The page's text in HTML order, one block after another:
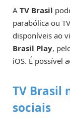
A TV Brasil
parabólica ou
disponíveis ao
Brasil Play,
iOS. É possível
TV Brasil
sociais